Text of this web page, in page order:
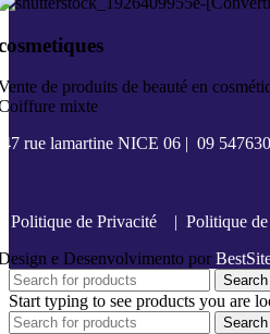
de produits de beauté en
mixte
47 rue lamartine NICE 06 | 09
Politique de Privacité | Politique
e Desenvolvimento por
Search
Start typing to see products you are
Search